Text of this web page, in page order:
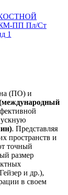
(ПО) и
. Представляя
пространств и
точный
размер
и др.),
в своем